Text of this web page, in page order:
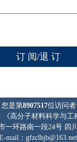
您是第8907517位访问者
《高分子材料科学与工
一环路南一段24号 四
mail：